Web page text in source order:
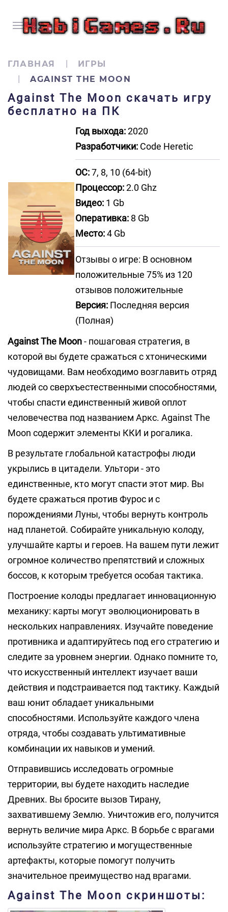
ГЛАВНАЯ
ИГРЫ
AGAINST THE MOON
Against The Moon скачать игру
бесплатно на ПК
Год выхода:2020
Разработчики: Code Heretic
ОС:7, 8, 10 (64-bit)
Процессор:2.0 Ghz
Видео: 1 Gb
Оперативка: 8 Gb
Место:4 Gb
Отзывы о игре: В основном
положительные 75% из 120
отзывов положительные
Версия: Последняя версия
(Полная)
Against The Moon- пошаговая стратегия, в
которой вы будете сражаться с хтоническими
чудовищами. Вам необходимо возглавить отряд
людей со сверхъестественными способностями,
чтобы спасти единственный живой оплот
человечества под названием Аркс. Against The
Moon содержит элементы ККИ и рогалика.
В результате глобальной катастрофы люди
укрылись в цитадели. Ультори - это
единственные, кто могут спасти этот мир. Вы
будете сражаться против Фурос и с
порождениями Луны, чтобы вернуть контроль
над планетой. Собирайте уникальную колоду,
улучшайте карты и героев. На вашем пути лежит
огромное количество препятствий и сложных
боссов, к которым требуется особая тактика.
Построение колоды предлагает инновационную
механику: карты могут эволюционировать в
нескольких направлениях. Изучайте поведение
противника и адаптируйтесь под его стратегию и
следите за уровнем энергии. Однако помните то,
что искусственный интеллект изучает ваши
действия и подстраивается под тактику. Каждый
ваш юнит обладает уникальными
способностями. Используйте каждого члена
отряда, чтобы создавать ультимативные
комбинации их навыков и умений.
Отправившись исследовать огромные
территории, вы будете находить наследие
Древних. Вы бросите вызов Тирану,
захватившему Землю. Уничтожив его, получится
вернуть величие мира Аркс. В борьбе с врагами
используйте стратегию и могущественные
артефакты, которые помогут получить
значительное преимущество над врагами.
Against The Moon скриншоты: